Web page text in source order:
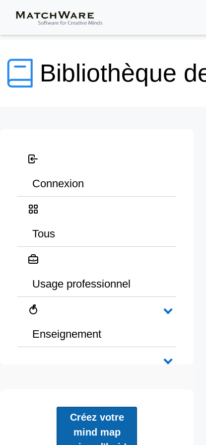
Bibliothèque
Connexion
Tous
Usage professionnel
Enseignement
Créez votre
mind map